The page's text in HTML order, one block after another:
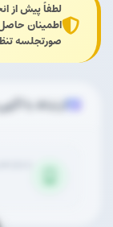
لطفاً پیش از
اطمینان
صورتجلسه
ارتباط با